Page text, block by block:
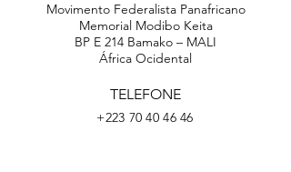
Movimento Federalista Panafricano
Memorial Modibo Keita
BP E 214 Bamako – MALI
África Ocidental
TELEFONE
+223 70 40 46 46